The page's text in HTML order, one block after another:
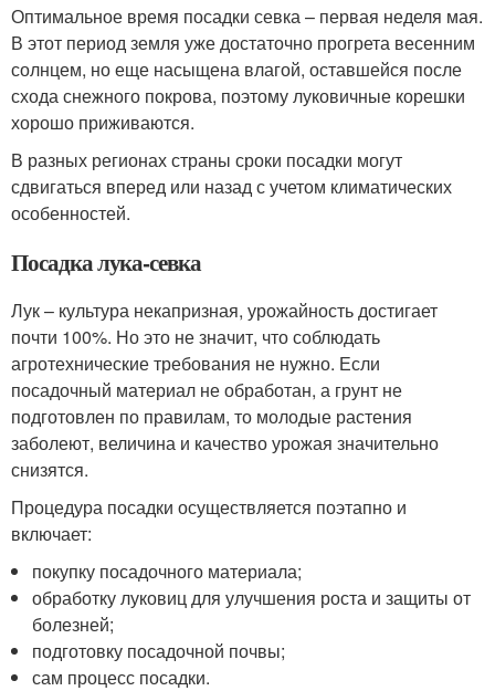
Оптимальное время посадки севка – первая неделя мая.
В этот период земля уже достаточно прогрета весенним
солнцем, но еще насыщена влагой, оставшейся после
схода снежного покрова, поэтому луковичные корешки
хорошо приживаются.
В разных регионах страны сроки посадки могут
сдвигаться вперед или назад с учетом климатических
особенностей.
Посадка лука-севка
Лук – культура некапризная, урожайность достигает
почти 100%. Но это не значит, что соблюдать
агротехнические требования не нужно. Если
посадочный материал не обработан, а грунт не
подготовлен по правилам, то молодые растения
заболеют, величина и качество урожая значительно
снизятся.
Процедура посадки осуществляется поэтапно и
включает:
покупку посадочного материала;
обработку луковиц для улучшения роста и защиты от
болезней;
подготовку посадочной почвы;
сам процесс посадки.